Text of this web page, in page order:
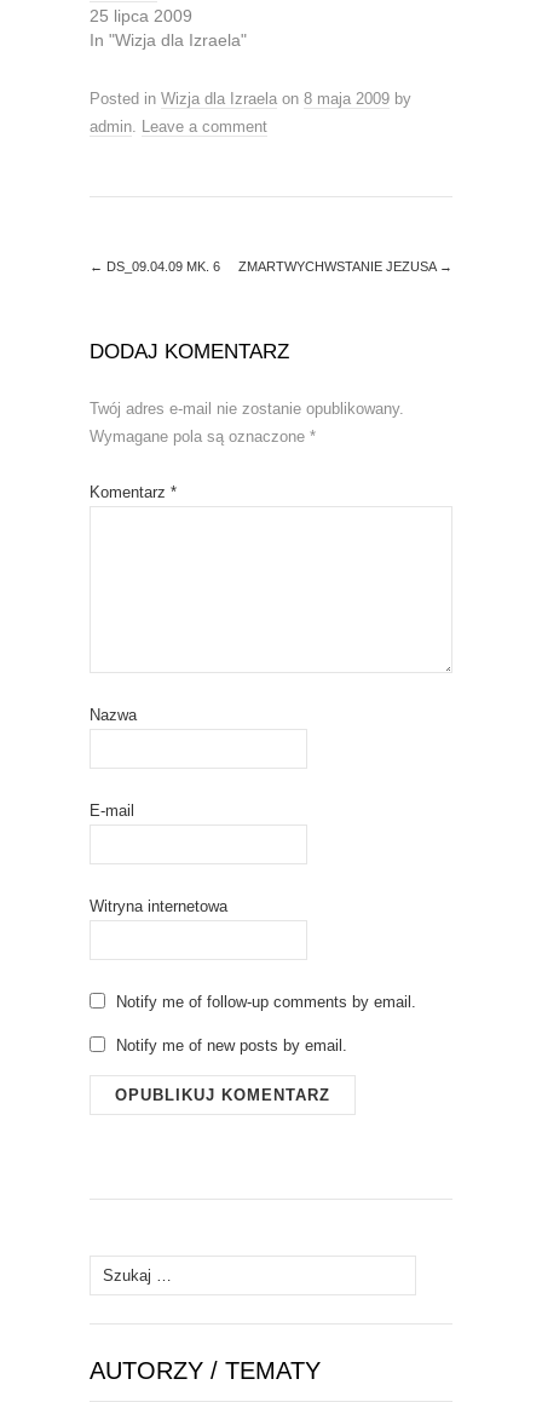
p
e
n
n
w
d
e
n
e
n
)
25 lipca 2009
In "Wizja dla Izraela"
Posted in Wizja dla Izraela on 8 maja 2009 by
admin Leave a comment
← DS_09.04.09 MK. 6 ZMARTWYCHWSTANIE JEZUSA →
DODAJ KOMENTARZ
Twój adres e-mail nie zostanie opublikowany.
Wymagane pola są oznaczone *
Komentarz *
Nazwa
E-mail
Witryna internetowa
Notify me of follow-up comments by email.
Notify me of new posts by email.
Szukaj:
AUTORZY / TEMATY